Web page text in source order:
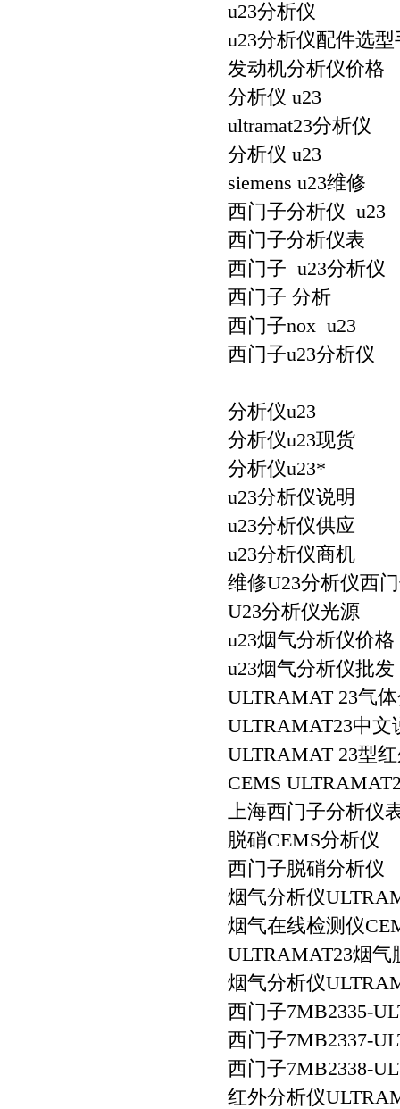
u23分析仪
u23分析仪配件选型
发动机分析仪价格
分析仪 u23
ultramat23分析仪
分析仪 u23
siemens u23维修
西门子分析仪 u23
西门子分析仪表
西门子 u23分析仪
西门子 分析
西门子nox u23
西门子u23分析仪
分析仪u23
分析仪u23现货
分析仪u23*
u23分析仪说明
u23分析仪供应
u23分析仪商机
维修U23分析仪西
U23分析仪光源
u23烟气分析仪价格
u23烟气分析仪批发
ULTRAMAT 23气
ULTRAMAT23中文
ULTRAMAT 23型
CEMS
上海西门子分析仪
脱硝CEMS分析仪
西门子脱硝分析仪
烟气分析仪
烟气在线检测仪
ULTRAMAT23烟气
烟气分析仪
西门子7MB2335-
西门子7MB2337-
西门子7MB2338-
红外分析仪